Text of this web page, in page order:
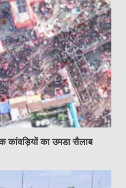
कांवड़ियों का उमडा सैलाब